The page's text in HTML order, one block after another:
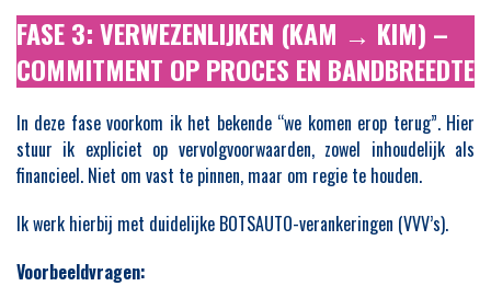
FASE 3: VERWEZENLIJKEN (KAM → KIM) –
COMMITMENT OP PROCES EN BANDBREEDTE
In deze fase voorkom ik het bekende “we komen erop terug”. Hier
stuur ik expliciet op vervolgvoorwaarden, zowel inhoudelijk als
financieel. Niet om vast te pinnen, maar om regie te houden.
Ik werk hierbij met duidelijke BOTSAUTO-verankeringen (VVV’s).
Voorbeeldvragen: